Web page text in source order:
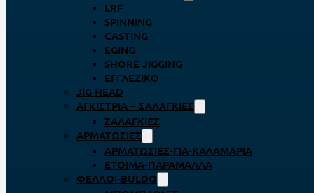
LRF
SPINNING
CASTING
EGING
SHORE JIGGING
ΕΓΓΛΈΖΙΚΟ
JIG HEAD
ΑΓΚΊΣΤΡΙΑ – ΣΑΛΑΓΚΙΈΣ
ΣΑΛΑΓΚΙΈΣ
ΑΡΜΑΤΩΣΙΈΣ
ΑΡΜΑΤΩΣΙΈΣ-ΓΙΑ-ΚΑΛΑΜΆΡΙΑ
ΈΤΟΙΜΑ-ΠΑΡΆΜΑΛΛΑ
ΦΕΛΛΟΊ-BULDO